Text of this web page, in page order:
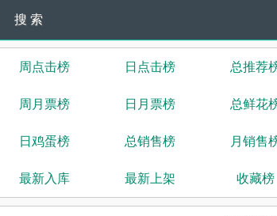
搜 索
周点击榜 日点击榜 总推荐
周月票榜 日月票榜 总鲜花
日鸡蛋榜 总销售榜 月销售
最新入库 最新上架 收藏榜